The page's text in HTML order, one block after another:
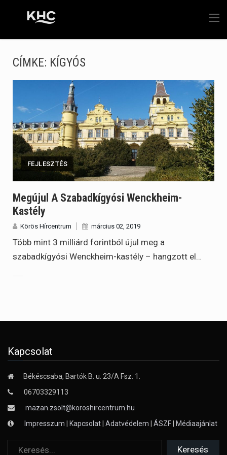
CÍMKE: KÍGYÓS
FEJLESZTÉS
Megújul A Szabadkígyósi Wenckheim-
Kastély
Körös Hírcentrum március 02, 2019
Több mint 3 milliárd forintból újul meg a
szabadkígyósi Wenckheim-kastély – hangzott el…
Kapcsolat
Békéscsaba, Bartók B. u. 23/A Fsz. 1.
06703329113
mazan.zsolt@koroshircentrum.hu
Impresszum
Kapcsolat Adatvédelem ÁSZF Médiaajánlat